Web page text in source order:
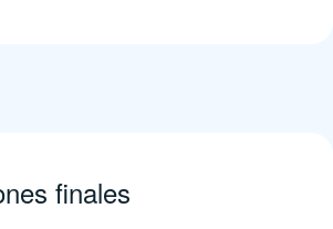
finales